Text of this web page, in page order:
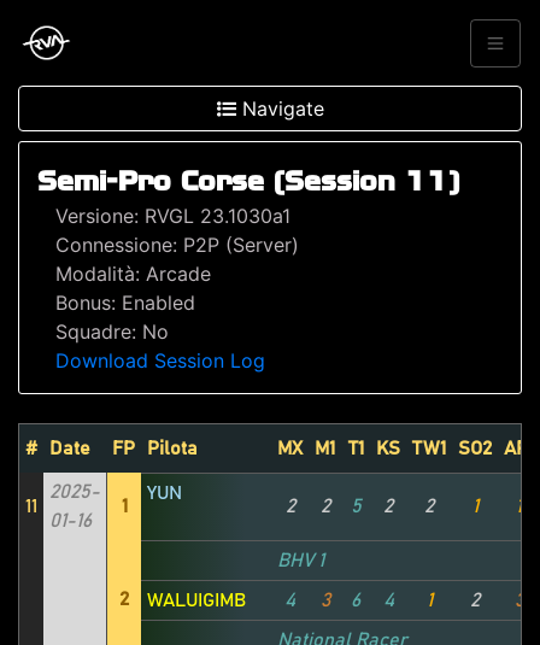
Navigate
Semi-Pro Corse (Session 11)
Versione: RVGL 23.1030a1
Connessione: P2P (Server)
Modalità: Arcade
Bonus: Enabled
Squadre: No
Download Session Log
# Date FP Pilota MX M1 T1 KS TW1 SO2 AP1
11
2025-
01-16
1
YUN
2 2 5 2 2 1 1
BHV 1
2
WALUIGIMB 4 3 6 4 1 2 3
National Racer